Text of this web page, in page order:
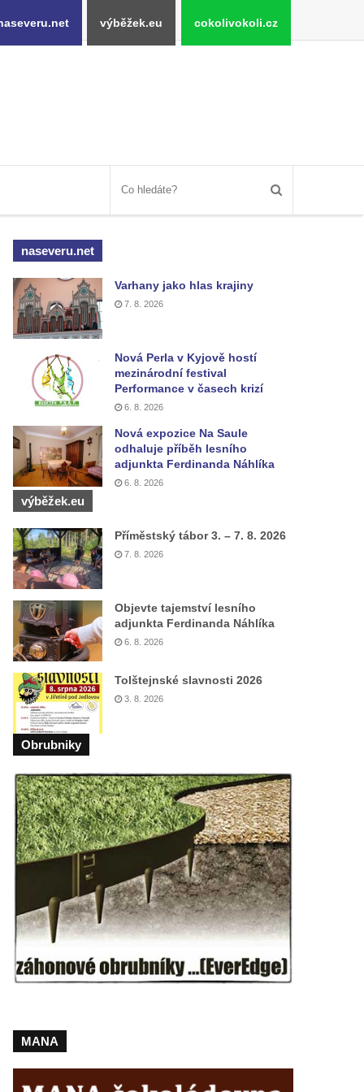
výběžek.eu cokolivokoli.cz
naseveru.net
Varhany jako hlas krajiny
7. 8. 2026
Nová Perla v Kyjově hostí
mezinárodní festival
Performance v časech krizí
6. 8. 2026
Nová expozice Na Saule
odhaluje příběh lesního
adjunkta Ferdinanda Náhlíka
6. 8. 2026
výběžek.eu
Příměstský tábor 3. – 7. 8. 2026
7. 8. 2026
Objevte tajemství lesního
adjunkta Ferdinanda Náhlíka
6. 8. 2026
Tolštejnské slavnosti 2026
3. 8. 2026
Obrubniky
MANA